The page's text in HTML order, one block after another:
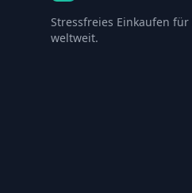
Stressfreies Einkaufen für
weltweit.